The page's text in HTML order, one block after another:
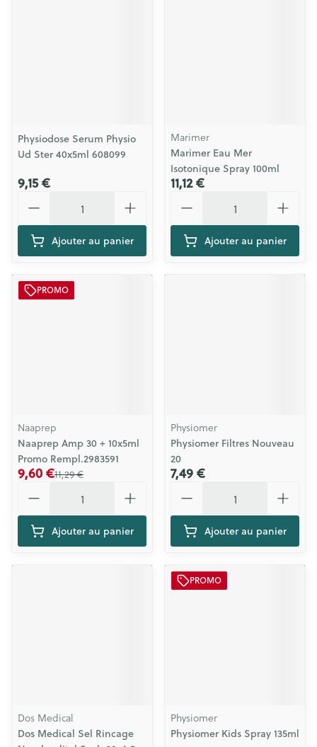
Physiodose Serum Physio
Ud Ster 40x5ml 608099
9,15 €
Ajouter au panier
Marimer
Marimer Eau Mer
Isotonique Spray 100ml
11,12 €
Ajouter au panier
PROMO
Naaprep
Naaprep Amp 30 + 10x5ml
Promo Rempl.2983591
11,29 €
9,60 €
Ajouter au panier
Physiomer
Physiomer Filtres Nouveau
20
7,49 €
Ajouter au panier
Dos Medical
Dos Medical Sel Rincage
PROMO
Physiomer
Physiomer Kids Spray 135ml